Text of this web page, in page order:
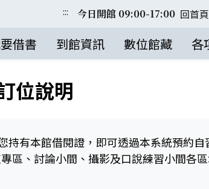
::: 今日開館 09:00-17:00 回首頁
借書 到館資訊 數位館藏 各
位說明
持有本館借閱證，即可透過本系統預約
區、討論小間、攝影及口說練習小間各區